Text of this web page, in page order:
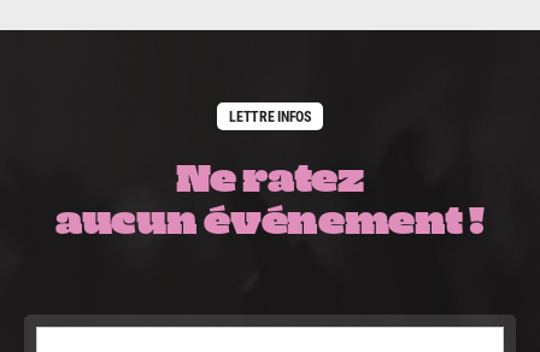
LETTRE INFOS
Ne ratez
aucun événement !